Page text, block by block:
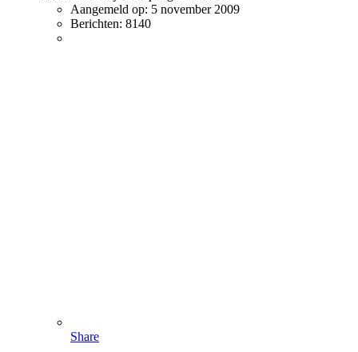
Aangemeld op: 5 november 2009
Berichten: 8140
Share